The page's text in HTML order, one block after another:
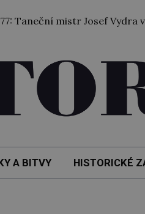
mistr Josef Vydra
A BITVY HISTORICKÉ